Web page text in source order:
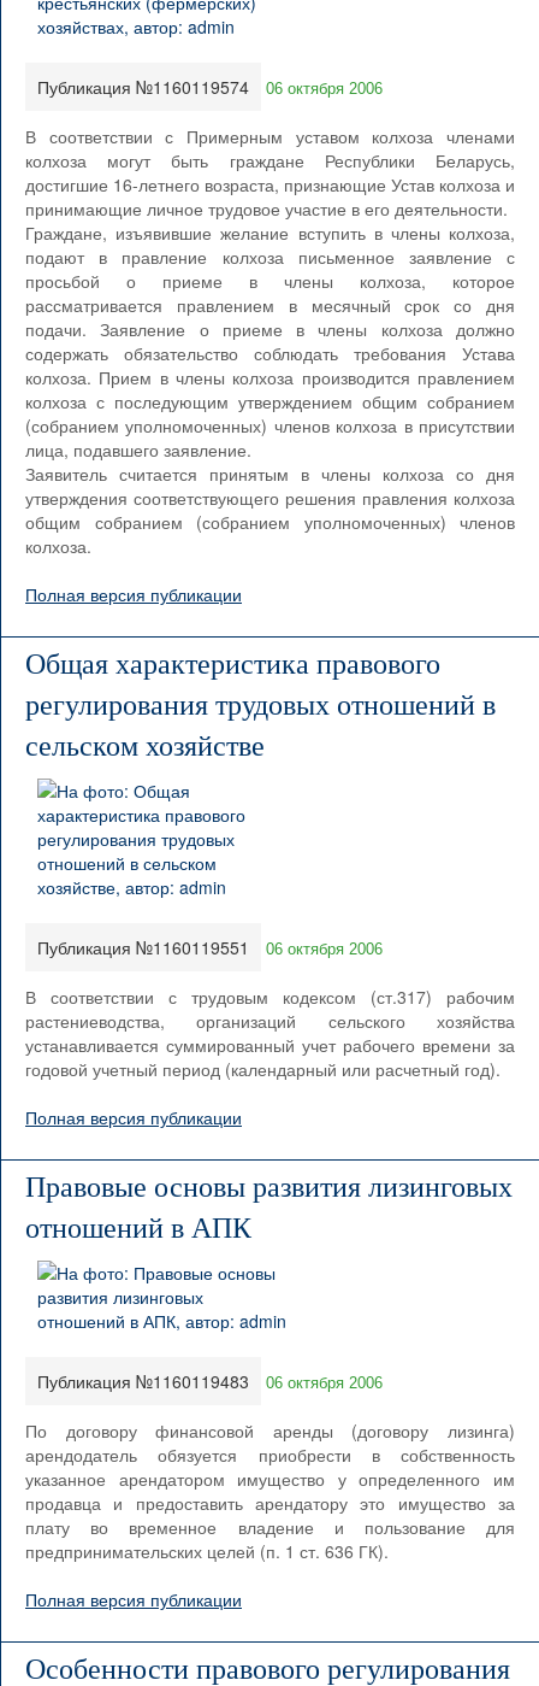
Публикация №1160119574 06 октября 2006
В соответствии с Примерным уставом колхоза членами
колхоза могут быть граждане Республики Беларусь,
достигшие 16-летнего возраста, признающие Устав колхоза и
принимающие личное трудовое участие в его деятельности.
Граждане, изъявившие желание вступить в члены колхоза,
подают в правление колхоза письменное заявление с
просьбой о приеме в члены колхоза, которое
рассматривается правлением в месячный срок со дня
подачи. Заявление о приеме в члены колхоза должно
содержать обязательство соблюдать требования Устава
колхоза. Прием в члены колхоза производится правлением
колхоза с последующим утверждением общим собранием
(собранием уполномоченных) членов колхоза в присутствии
лица, подавшего заявление.
Заявитель считается принятым в члены колхоза со дня
утверждения соответствующего решения правления колхоза
общим собранием (собранием уполномоченных) членов
колхоза.
Полная версия публикации
Общая характеристика правового
регулирования трудовых отношений в
сельском хозяйстве
Публикация №1160119551 06 октября 2006
В соответствии с трудовым кодексом (ст.317) рабочим
растениеводства, организаций сельского хозяйства
устанавливается суммированный учет рабочего времени за
годовой учетный период (календарный или расчетный год).
Полная версия публикации
Правовые основы развития лизинговых
отношений в АПК
Публикация №1160119483 06 октября 2006
По договору финансовой аренды (договору лизинга)
арендодатель обязуется приобрести в собственность
указанное арендатором имущество у определенного им
продавца и предоставить арендатору это имущество за
плату во временное владение и пользование для
предпринимательских целей (п. 1 ст. 636 ГК).
Полная версия публикации
Особенности правового регулирования